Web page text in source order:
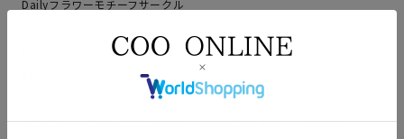
Dailyフラワーモチーフサークル
パンツ カジュアルコーデ pou dou dou
イエベ